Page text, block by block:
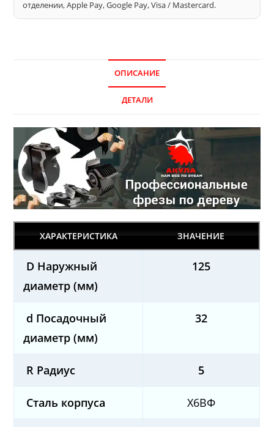
отделении, Apple Pay, Google Pay, Visa / Mastercard.
ОПИСАНИЕ
ДЕТАЛИ
ХАРАКТЕРИСТИКА ЗНАЧЕНИЕ
D Наружный
диаметр (мм)
125
d Посадочный
диаметр (мм)
32
R Радиус 5
Сталь корпуса Х6ВФ